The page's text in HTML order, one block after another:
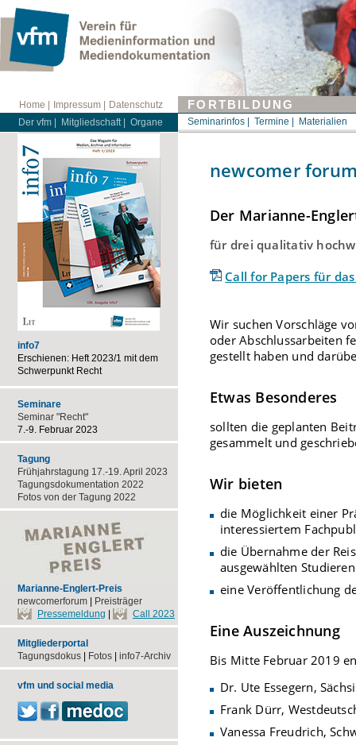
Home | Impressum |
Datenschutz
Der vfm |
Mitgliedschaft | Organe
FORTBILDUNG
Seminarinfos | Termine | Materialien
info7
Erschienen: Heft 2023/1 mit dem
Schwerpunkt Recht
Seminare
Seminar "Recht"
7.-9. Februar 2023
Tagung
Frühjahrstagung 17.-19. April 2023
Tagungsdokumentation 2022
Fotos von der Tagung 2022
Marianne-Englert-Preis
newcomerforum
Preisträger
Pressemeldung
Call 2023
Mitgliederportal
Tagungsdokus
Fotos info7-Archiv
vfm und social media
newcomer
Der Marianne-
für drei qualitativ
Call for Papers für
Wir suchen Vorschläge
oder Abschlussarbeiten
gestellt haben und
Etwas Besonderes
sollten die geplanten
gesammelt und
Wir bieten
die Möglichkeit einer
interessiertem
die Übernahme der
ausgewählten
eine Veröffentlichung
Eine Auszeichnung
Bis Mitte Februar 2019
Dr. Ute Essegern,
Frank Dürr,
Vanessa Freudrich,